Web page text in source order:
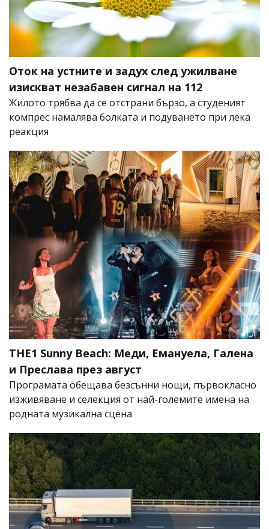
Оток на устните и задух след ужилване
изискват незабавен сигнал на 112
Жилото трябва да се отстрани бързо, а студеният
компрес намалява болката и подуването при лека
реакция
THE1 Sunny Beach: Меди, Емануела, Галена
и Преслава през август
Програмата обещава безсънни нощи, първокласно
изживяване и селекция от най-големите имена на
родната музикална сцена